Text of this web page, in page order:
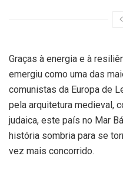
Graças à energia e à
emergiu como uma das
comunistas da Europa de
pela arquitetura medieval,
judaica, este país no Mar
história sombria para se
vez mais concorrido.